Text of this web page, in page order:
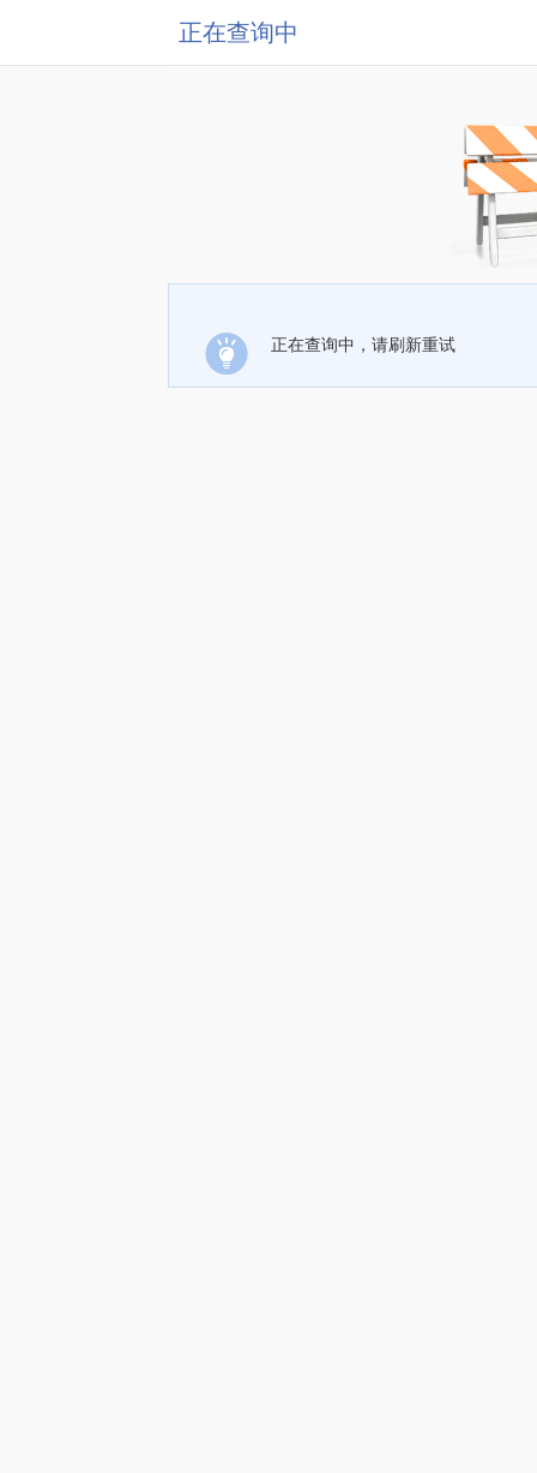
正在查询中
正在查询中，请刷新重试